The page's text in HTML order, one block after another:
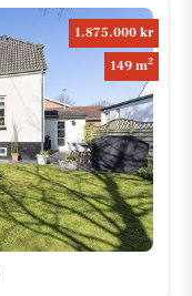
1.875.000 kr
149 m2